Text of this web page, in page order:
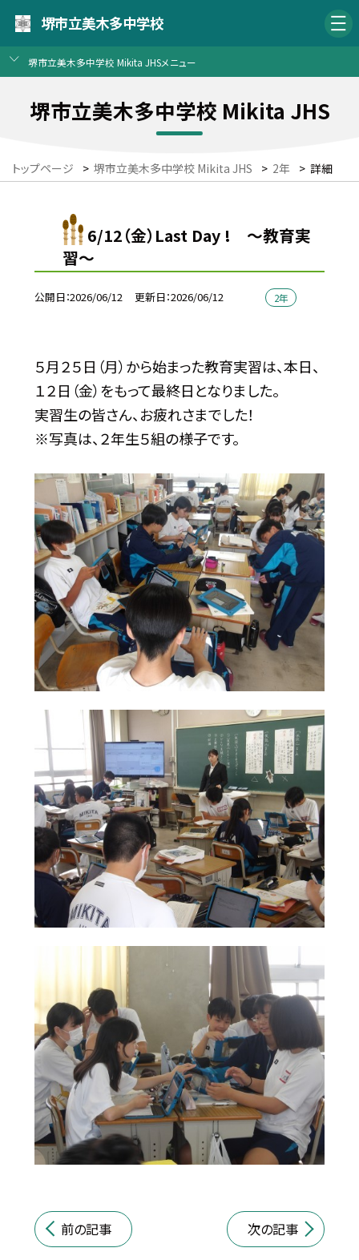
堺市立美木多中学校
堺市立美木多中学校 Mikita JHSメニュー
堺市立美木多中学校 Mikita JHS
トップページ > 堺市立美木多中学校 Mikita JHS > 2年 > 詳細
6/12（金）Last Day ! ～教育実
習～
公開日 2026/06/12 更新日 2026/06/12 2年
５月２５日（月）から始まった教育実習は、本日、
１２日（金）をもって最終日となりました。
実習生の皆さん、お疲れさまでした！
※写真は、２年生５組の様子です。
前の記事 次の記事